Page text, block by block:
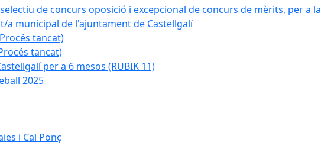
de concurs oposició i excepcional de concurs de mèrits, per a la
a municipal de l'ajuntament de Castellgalí
tancat)
tancat)
per a 6 mesos (RUBIK 11)
2025
i Cal Ponç